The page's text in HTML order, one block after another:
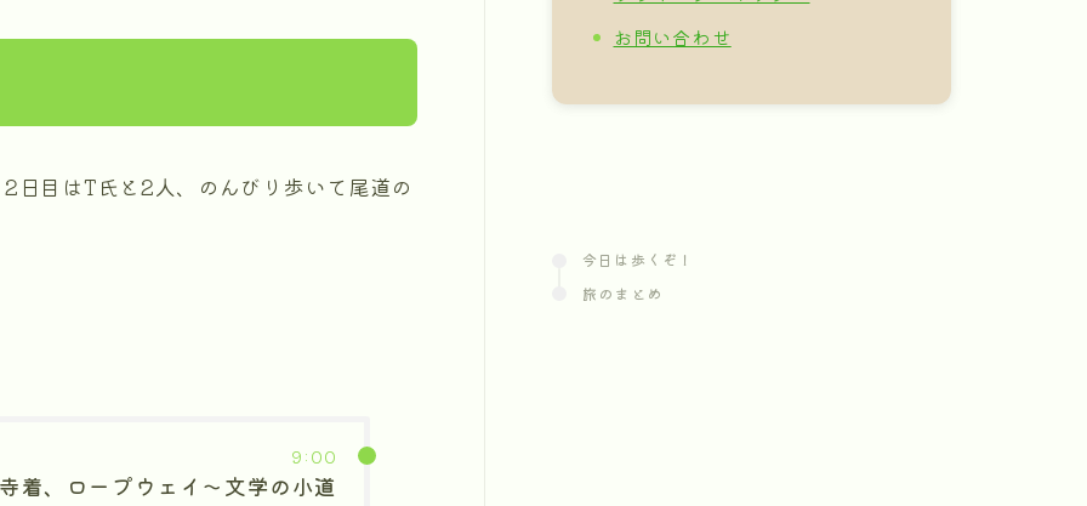
日目はT氏と2人、のんびり歩いて尾道の
9:00
着、ロープウェイ～文学の小道
お問い合わせ
今日は歩くぞ！
旅のまとめ